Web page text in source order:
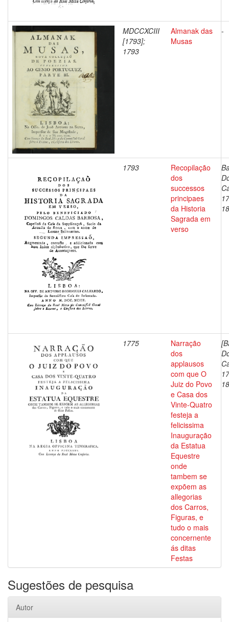
MDCCXCIII
[1793];
1793
Almanak das
Musas
-
1793
Recopilação
dos
successos
principaes
da Historia
Sagrada em
verso
1775
Narração
dos
applausos
com que O
Juiz do Povo
e Casa dos
Vinte-Quatro
festeja a
felicissima
Inauguração
da Estatua
Equestre
onde
tambem se
expõem as
allegorias
dos Carros,
Figuras, e
tudo o mais
concernente
ás ditas
Festas
Sugestões de pesquisa
Autor